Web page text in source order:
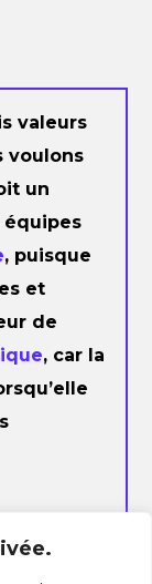
valeurs
voulons
un
, puisque
et
de
, car la